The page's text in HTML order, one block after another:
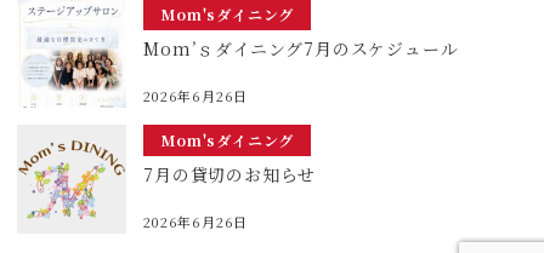
Mom'sダイニング
Mom’ｓダイニング7月のスケジュール
2026年6月26日
Mom'sダイニング
7月の貸切のお知らせ
2026年6月26日